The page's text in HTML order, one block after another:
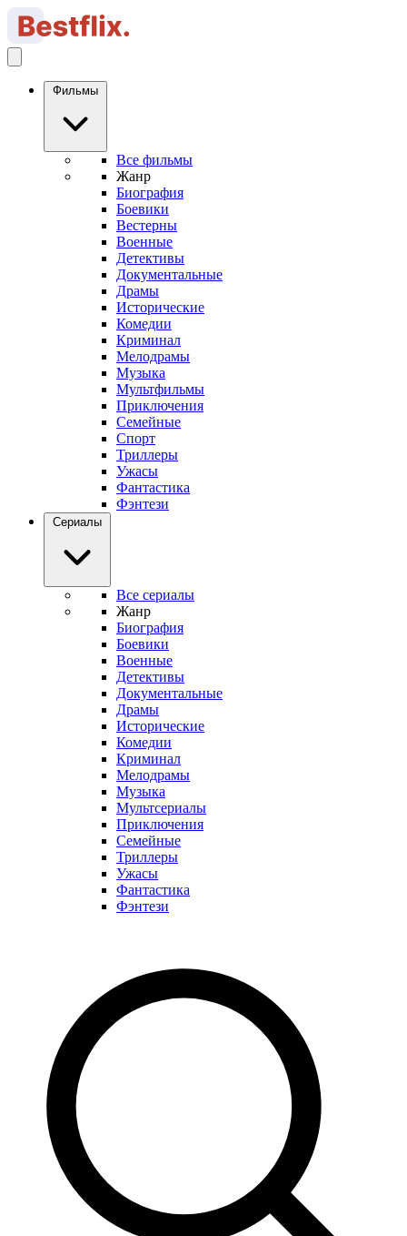
Фильмы
Все фильмы
Жанр
Биография
Боевики
Вестерны
Военные
Детективы
Документальные
Драмы
Исторические
Комедии
Криминал
Мелодрамы
Музыка
Мультфильмы
Приключения
Семейные
Спорт
Триллеры
Ужасы
Фантастика
Фэнтези
Сериалы
Все сериалы
Жанр
Биография
Боевики
Военные
Детективы
Документальные
Драмы
Исторические
Комедии
Криминал
Мелодрамы
Музыка
Мультсериалы
Приключения
Семейные
Триллеры
Ужасы
Фантастика
Фэнтези